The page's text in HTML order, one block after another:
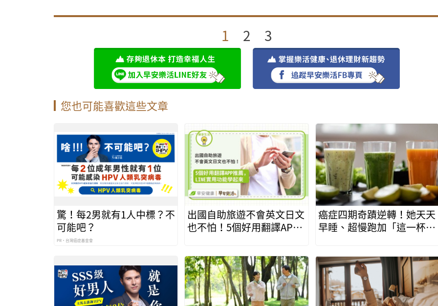
1 2 3
您也可能喜歡這些文章
驚！每2男就有1人中標？不
可能吧？
PR・台灣癌症基金會
出國自助旅遊不會英文日文
也不怕！5個好用翻譯APP
來
癌症四期奇蹟逆轉！她天天
早睡、超慢跑加「這一杯」